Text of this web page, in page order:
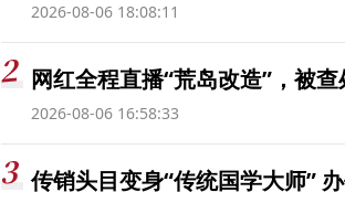
2026-08-06 18:08:11
网红全程直播“荒岛改造”，被查
2026-08-06 16:58:33
传销头目变身“传统国学大师”